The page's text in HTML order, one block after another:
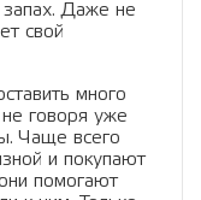
запах. Даже не
свой
много
говоря уже
Чаще всего
и покупают
помогают